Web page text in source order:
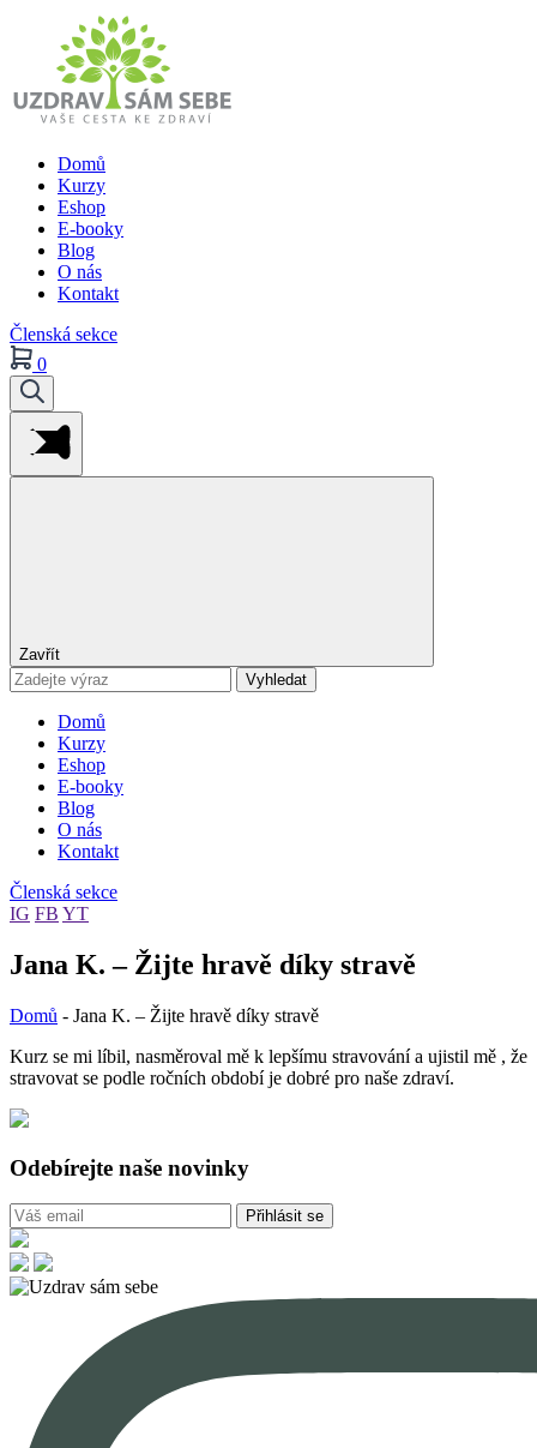
Domů
Kurzy
Eshop
E-booky
Blog
O nás
Kontakt
Členská sekce
0
Zavřít
Vyhledat
Domů
Kurzy
Eshop
E-booky
Blog
O nás
Kontakt
Členská sekce
IG FB YT
Jana K. – Žijte hravě díky stravě
Domů - Jana K. – Žijte hravě díky stravě
Kurz se mi líbil, nasměroval mě k lepšímu stravování a ujistil mě , že
stravovat se podle ročních období je dobré pro naše zdraví.
Odebírejte naše novinky
Přihlásit se